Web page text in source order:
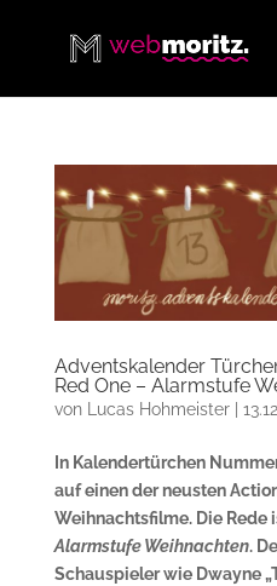
Adventskalender
Red One – Alarmstufe
von Lucas Hohmeister|
In Kalendertürchen
auf einen der neusten
Weihnachtsfilme. Die Rede
Alarmstufe Weihnachten.
Schauspieler wie Dwayne